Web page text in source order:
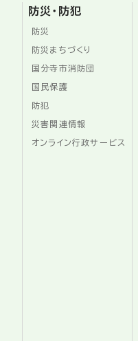
防災・防犯
防災
防災まちづくり
国分寺市消防団
国民保護
防犯
災害関連情報
オンライン行政サービス